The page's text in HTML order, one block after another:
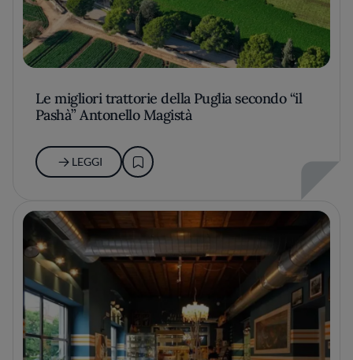
Le migliori trattorie della Puglia secondo “il
Pashà” Antonello Magistà
LEGGI